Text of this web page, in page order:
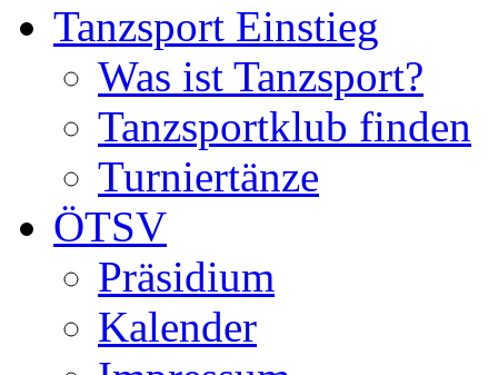
Tanzsport Einstieg
Was ist Tanzsport?
Tanzsportklub finden
Turniertänze
ÖTSV
Präsidium
Kalender